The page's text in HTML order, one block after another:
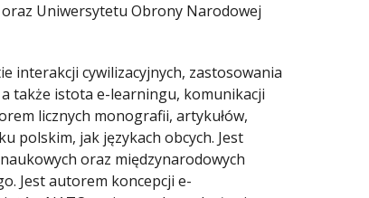
Uniwersytetu Obrony Narodowej
interakcji cywilizacyjnych, zastosowania
także istota e-learningu, komunikacji
licznych monografii, artykułów,
polskim, jak językach obcych. Jest
oraz międzynarodowych
Jest autorem koncepcji e-